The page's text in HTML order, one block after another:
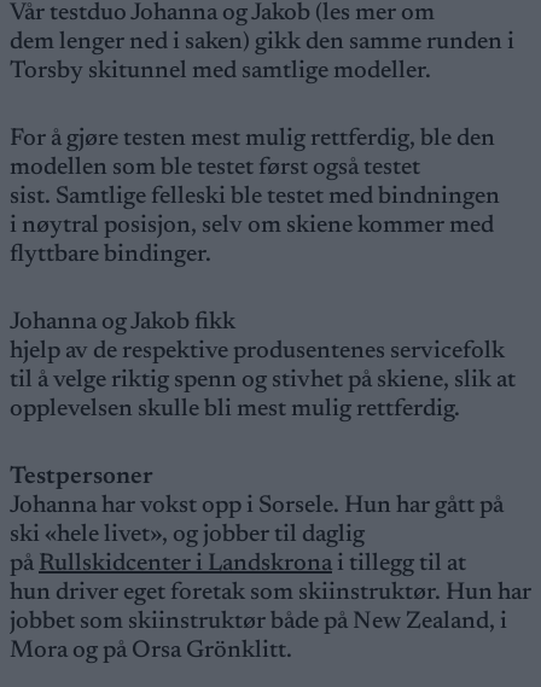
Vår testduo Johanna og Jakob (les mer om
dem lenger ned i saken) gikk den samme runden i
Torsby skitunnel med samtlige modeller.
For å gjøre testen mest mulig rettferdig, ble den
modellen som ble testet først også testet
sist. Samtlige felleski ble testet med bindningen
i nøytral posisjon, selv om skiene kommer med
flyttbare bindinger.
Johanna og Jakob fikk
hjelp av de respektive produsentenes servicefolk
til å velge riktig spenn og stivhet på skiene, slik at
opplevelsen skulle bli mest mulig rettferdig.
Testpersoner
Johanna har vokst opp i Sorsele. Hun har gått på
ski «hele livet», og jobber til daglig
på Rullskidcenter i Landskrona i tillegg til at
hun driver eget foretak som skiinstruktør. Hun har
jobbet som skiinstruktør både på New Zealand, i
Mora og på Orsa Grönklitt.